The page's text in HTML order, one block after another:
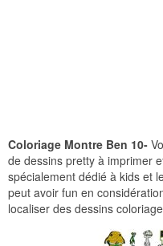
Coloriage Montre Ben 10-
de dessins pretty à imprimer
spécialement dédié à kids et
peut avoir fun en
localiser des dessins